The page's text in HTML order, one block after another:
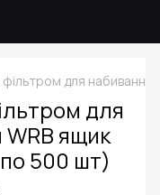
фільтром для
для
ящик
500 шт)